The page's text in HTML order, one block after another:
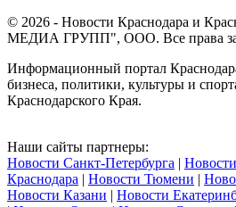
© 2026 - Новости Краснодара и
МЕДИА ГРУПП", ООО. Все права
Информационный портал
бизнеса, политики, культуры и
Краснодарского Края.
Наши сайты партнеры:
Новости Санкт-Петербурга |
Краснодара | Новости Тюмени |
Новости Казани | Новости